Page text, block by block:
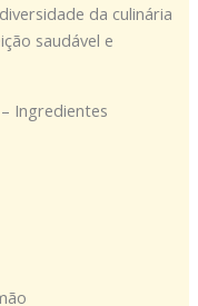
da culinária
saudável e
Ingredientes